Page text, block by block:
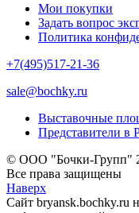
Мои покупки
Задать вопрос
Политика
+7(495)517-21-36
sale@bochky.ru
Выставочные
Представители в
© ООО "Бочки-Групп"
Все права защищены
Наверх
Сайт bryansk.bochky.ru